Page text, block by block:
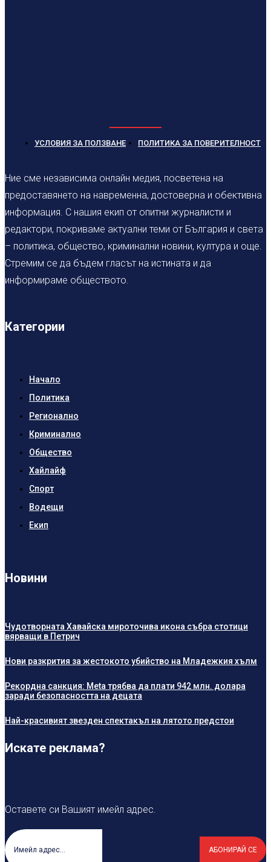
УСЛОВИЯ ЗА ПОЛЗВАНЕ ПОЛИТИКА ЗА ПОВЕРИТЕЛНОСТ
Ние сме независима онлайн медия, посветена на
предоставянето на навременна, достоверна и обективна
информация. С нашия екип от опитни журналисти и
редактори, покриваме актуални теми от България и света
– политика, общество, криминални новини, култура и още.
Стремим се да бъдем гласът на истината и да
информираме обществото.
Категории
Начало
Политика
Регионално
Криминално
Общество
Хайлайф
Спорт
Водещи
Екип
Новини
Чудотворната Хавайска мироточива икона събра стотици
вярващи в Петрич
Нови разкрития за жестокото убийство на Младежкия хълм
Рекордна санкция: Meta трябва да плати 942 млн. долара
заради безопасността на децата
Най-красивият звезден спектакъл на лятото предстои
Искате реклама?
Оставете си Вашият имейл адрес.
АБОНИРАЙ СЕ